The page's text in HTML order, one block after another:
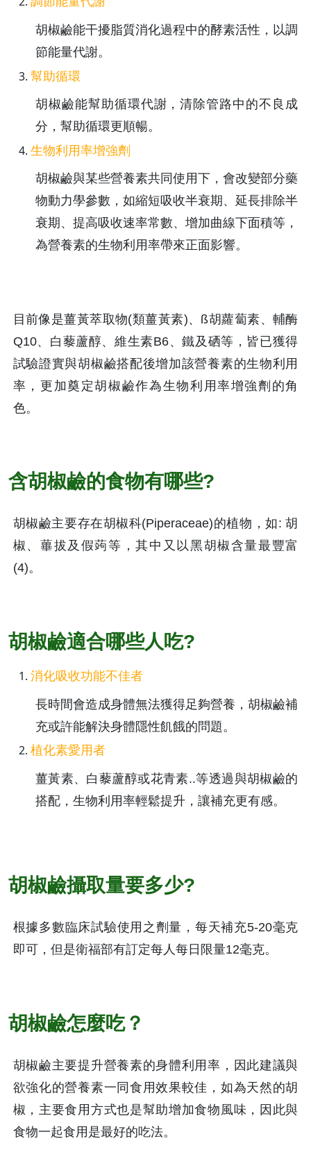
胡椒鹼能干擾脂質消化過程中的酵素活性，以調
節能量代謝。
幫助循環
胡椒鹼能幫助循環代謝，清除管路中的不良成
分，幫助循環更順暢。
生物利用率增強劑
胡椒鹼與某些營養素共同使用下，會改變部分藥
物動力學參數，如縮短吸收半衰期、延長排除半
衰期、提高吸收速率常數、增加曲線下面積等，
為營養素的生物利用率帶來正面影響。
目前像是薑黃萃取物(類薑黃素)、ß胡蘿蔔素、輔酶
Q10、白藜蘆醇、維生素B6、鐵及硒等，皆已獲得
試驗證實與胡椒鹼搭配後增加該營養素的生物利用
率，更加奠定胡椒鹼作為生物利用率增強劑的角
色。
含胡椒鹼的食物有哪些?
胡椒鹼主要存在胡椒科(Piperaceae)的植物，如: 胡
椒、蓽拔及假蒟等，其中又以黑胡椒含量最豐富
(4)。
胡椒鹼適合哪些人吃?
消化吸收功能不佳者
長時間會造成身體無法獲得足夠營養，胡椒鹼補
充或許能解決身體隱性飢餓的問題。
植化素愛用者
薑黃素、白藜蘆醇或花青素..等透過與胡椒鹼的
搭配，生物利用率輕鬆提升，讓補充更有感。
胡椒鹼攝取量要多少?
根據多數臨床試驗使用之劑量，每天補充5-20毫克
即可，但是衛福部有訂定每人每日限量12毫克。
胡椒鹼怎麼吃？
胡椒鹼主要提升營養素的身體利用率，因此建議與
欲強化的營養素一同食用效果較佳，如為天然的胡
椒，主要食用方式也是幫助增加食物風味，因此與
食物一起食用是最好的吃法。